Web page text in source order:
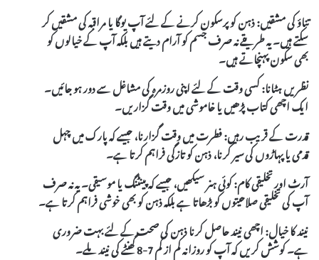
تناؤ کی مشقیں:ذہن کو پرسکون کرنے کے لئے آپ یوگا یا مراقبہ کی مشقیں کر
سکتے ہیں۔ یہ طریقے نہ صرف جسم کو آرام دیتے ہیں بلکہ آپ کے خیالوں کو
بھی سکون پہنچاتے ہیں۔
نظریں ہٹانا:کسی وقت کے لئے اپنی روزمرہ کی مشاغل سے دور ہو جائیں۔
ایک اچھی کتاب پڑھیں یا خاموشی میں وقت گزاریں۔
قدرت کے قریب رہیں:فطرت میں وقت گزارنا، جیسے کہ پارک میں چہل
قدمی یا پہاڑوں کی سیر کرنا، ذہن کو تازگی فراہم کرتا ہے۔
آرٹ اور تخلیقی کام:کوئی ہنر سیکھیں، جیسے کہ پینٹنگ یا موسیقی۔ یہ نہ صرف
آپ کی تخلیقی صلاحیتوں کو بڑھاتا ہے بلکہ ذہن کو بھی خوشی فراہم کرتا ہے۔
نیند کا خیال:اچھی نیند حاصل کرنا ذہن کی صحت کے لئے بہت ضروری
ہے۔ کوشش کریں کہ آپ کو روزانہ کم از کم 7-8 گھنٹے کی نیند ملے۔